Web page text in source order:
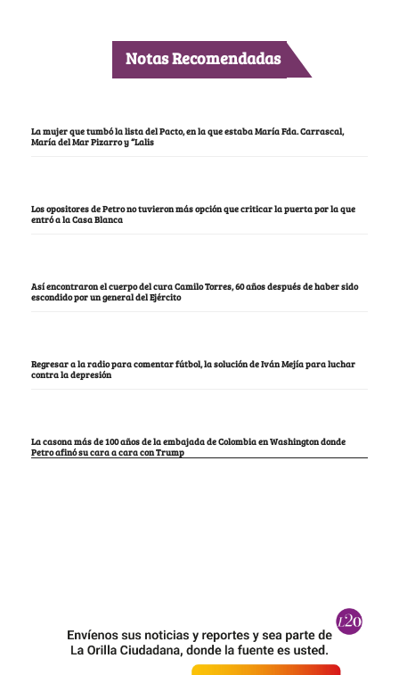
Notas Recomendadas
La mujer que tumbó la lista del Pacto, en la que estaba María Fda. Carrascal,
María del Mar Pizarro y “Lalis
Los opositores de Petro no tuvieron más opción que criticar la puerta por la que
entró a la Casa Blanca
Así encontraron el cuerpo del cura Camilo Torres, 60 años después de haber sido
escondido por un general del Ejército
Regresar a la radio para comentar fútbol, la solución de Iván Mejía para luchar
contra la depresión
La casona más de 100 años de la embajada de Colombia en Washington donde
Petro afinó su cara a cara con Trump